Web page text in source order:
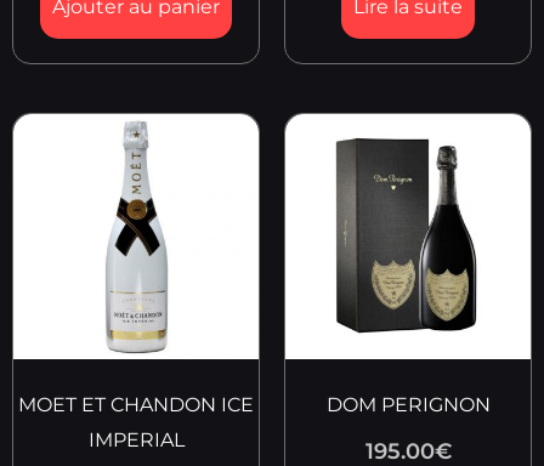
Ajouter au panier Lire la suite
MOET ET CHANDON ICE
IMPERIAL
DOM PERIGNON
195.00€